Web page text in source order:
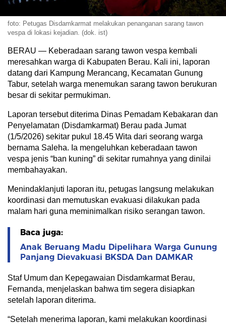
foto: Petugas Disdamkarmat melakukan penanganan sarang tawon
vespa di lokasi kejadian. (dok. ist)
BERAU — Keberadaan sarang tawon vespa kembali
meresahkan warga di Kabupaten Berau. Kali ini, laporan
datang dari Kampung Merancang, Kecamatan Gunung
Tabur, setelah warga menemukan sarang tawon berukuran
besar di sekitar permukiman.
Laporan tersebut diterima Dinas Pemadam Kebakaran dan
Penyelamatan (Disdamkarmat) Berau pada Jumat
(1/5/2026) sekitar pukul 18.45 Wita dari seorang warga
bernama Saleha. Ia mengeluhkan keberadaan tawon
vespa jenis “ban kuning” di sekitar rumahnya yang dinilai
membahayakan.
Menindaklanjuti laporan itu, petugas langsung melakukan
koordinasi dan memutuskan evakuasi dilakukan pada
malam hari guna meminimalkan risiko serangan tawon.
Baca juga:
Anak Beruang Madu Dipelihara Warga Gunung
Panjang Dievakuasi BKSDA Dan DAMKAR
Staf Umum dan Kepegawaian Disdamkarmat Berau,
Fernanda, menjelaskan bahwa tim segera disiapkan
setelah laporan diterima.
“Setelah menerima laporan, kami melakukan koordinasi